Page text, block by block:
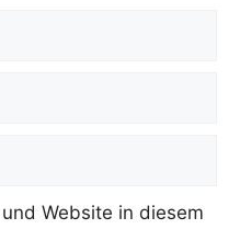
Website in diesem